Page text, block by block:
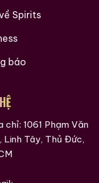
18 Sherry
Oak 1996
700ml / 43%
Spirits
báo
chỉ: 1061 Phạm Văn
Linh Tây, Thủ Đức,